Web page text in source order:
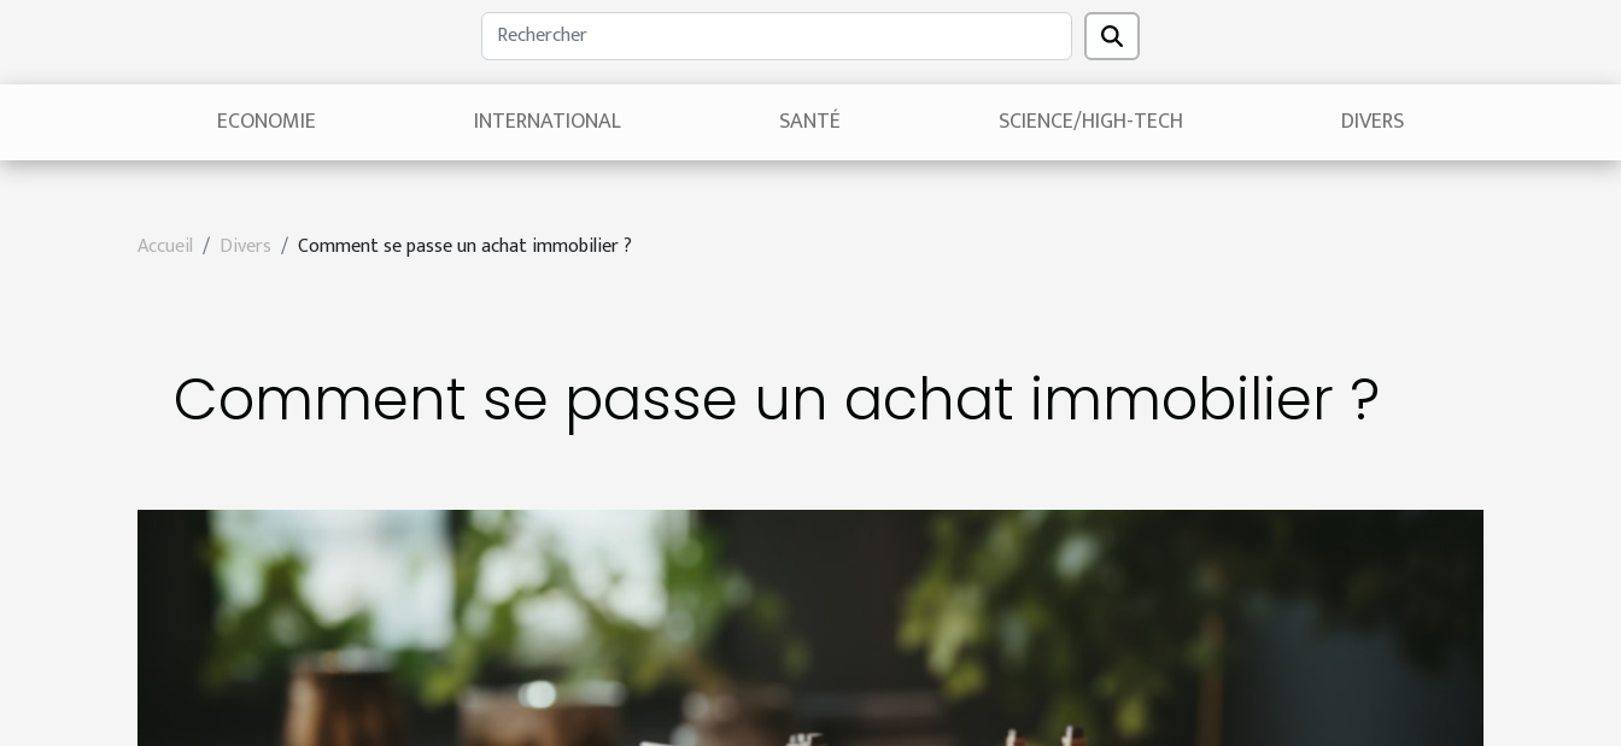
ECONOMIE INTERNATIONAL SANTÉ SCIENCE/HIGH-TECH DIVERS
Accueil Divers Comment se passe un achat immobilier ?
Comment se passe un achat immobilier ?